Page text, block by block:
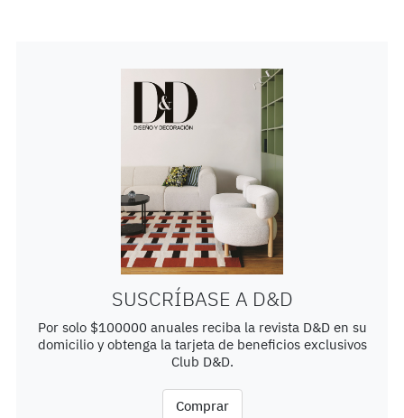
SUSCRÍBASE A D&D
Por solo $100000 anuales reciba la revista D&D en su
domicilio y obtenga la tarjeta de beneficios exclusivos
Club D&D.
Comprar